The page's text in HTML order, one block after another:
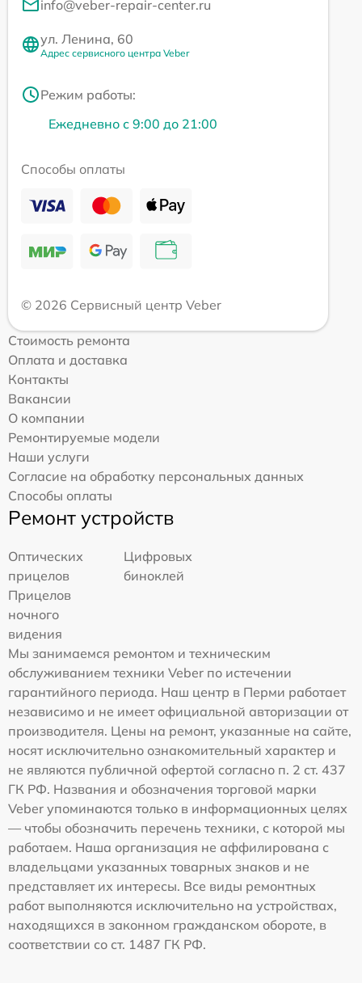
info@veber-repair-center.ru
ул. Ленина, 60
Адрес сервисного центра Veber
Режим работы:
Ежедневно с 9:00 до 21:00
Способы оплаты
© 2026 Сервисный центр Veber
Стоимость ремонта
Оплата и доставка
Контакты
Вакансии
О компании
Ремонтируемые модели
Наши услуги
Согласие на обработку персональных данных
Способы оплаты
Ремонт устройств
Оптических
прицелов
Цифровых
биноклей
Прицелов
ночного
видения
Мы занимаемся ремонтом и техническим
обслуживанием техники Veber по истечении
гарантийного периода. Наш центр в Перми работает
независимо и не имеет официальной авторизации от
производителя. Цены на ремонт, указанные на сайте,
носят исключительно ознакомительный характер и
не являются публичной офертой согласно п. 2 ст. 437
ГК РФ. Названия и обозначения торговой марки
Veber упоминаются только в информационных целях
— чтобы обозначить перечень техники, с которой мы
работаем. Наша организация не аффилирована с
владельцами указанных товарных знаков и не
представляет их интересы. Все виды ремонтных
работ выполняются исключительно на устройствах,
находящихся в законном гражданском обороте, в
соответствии со ст. 1487 ГК РФ.